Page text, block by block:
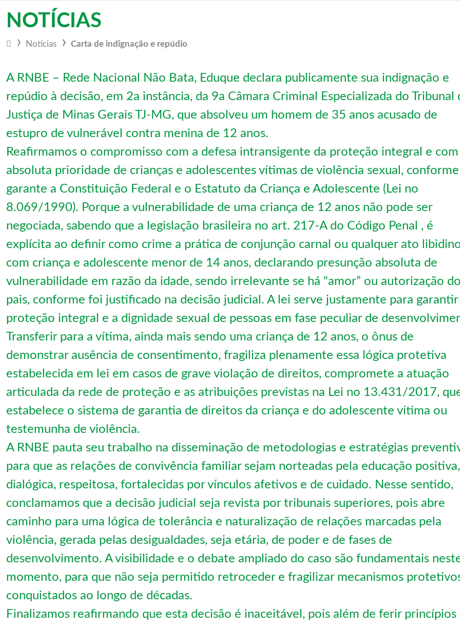
Vá para o conteúdo
NOTÍCIAS
Notícias Carta de indignação e repúdio
A RNBE – Rede Nacional Não Bata, Eduque declara publicamente sua indignação e
repúdio à decisão, em 2a instância, da 9a Câmara Criminal Especializada do Tribunal
Justiça de Minas Gerais TJ-MG, que absolveu um homem de 35 anos acusado de
estupro de vulnerável contra menina de 12 anos.
Reafirmamos o compromisso com a defesa intransigente da proteção integral e com
absoluta prioridade de crianças e adolescentes vítimas de violência sexual, conforme
garante a Constituição Federal e o Estatuto da Criança e Adolescente (Lei no
8.069/1990). Porque a vulnerabilidade de uma criança de 12 anos não pode ser
negociada, sabendo que a legislação brasileira no art. 217-A do Código Penal , é
explícita ao definir como crime a prática de conjunção carnal ou qualquer ato
com criança e adolescente menor de 14 anos, declarando presunção absoluta de
vulnerabilidade em razão da idade, sendo irrelevante se há “amor” ou autorização
pais, conforme foi justificado na decisão judicial. A lei serve justamente para garantir
proteção integral e a dignidade sexual de pessoas em fase peculiar de
Transferir para a vítima, ainda mais sendo uma criança de 12 anos, o ônus de
demonstrar ausência de consentimento, fragiliza plenamente essa lógica protetiva
estabelecida em lei em casos de grave violação de direitos, compromete a atuação
articulada da rede de proteção e as atribuições previstas na Lei no 13.431/2017,
estabelece o sistema de garantia de direitos da criança e do adolescente vítima ou
testemunha de violência.
A RNBE pauta seu trabalho na disseminação de metodologias e estratégias
para que as relações de convivência familiar sejam norteadas pela educação positiva,
dialógica, respeitosa, fortalecidas por vínculos afetivos e de cuidado. Nesse sentido,
conclamamos que a decisão judicial seja revista por tribunais superiores, pois abre
caminho para uma lógica de tolerância e naturalização de relações marcadas pela
violência, gerada pelas desigualdades, seja etária, de poder e de fases de
desenvolvimento. A visibilidade e o debate ampliado do caso são fundamentais
momento, para que não seja permitido retroceder e fragilizar mecanismos
conquistados ao longo de décadas.
Finalizamos reafirmando que esta decisão é inaceitável, pois além de ferir princípios